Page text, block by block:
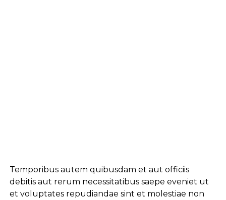
Temporibus autem quibusdam et aut officiis
debitis aut rerum necessitatibus saepe eveniet ut
et voluptates repudiandae sint et molestiae non